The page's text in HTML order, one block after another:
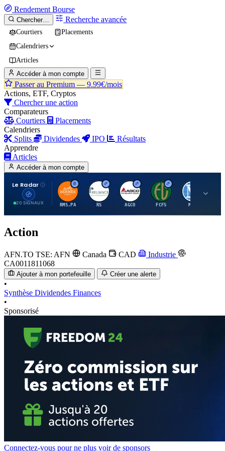
Rendement Bourse
Chercher… Recherche avancée
Courtiers
Placements
Calendriers
Articles
Accéder à mon compte
Passer au Premium — 9.99€/mois
Actions, ETF, Cryptos
Chercher une action
Comparateurs
Courtiers
Placements
Calendriers
Splits
Dividendes IPO
Résultats
Apprendre
Articles
Accéder à mon compte
Le Radar
20 SIGNAUX
H
RMS.PA
R
RS
A
AGCO
F
FCFS
M
MCO
Action
AFN.TO TSE: AFN Canada CAD
Industrie
CA0011811068
Ajouter à mon portefeuille Créer une alerte
•
Synthèse Dividendes Finances
•
Sponsorisé
Connectez-vous pour ne plus voir de sponsors